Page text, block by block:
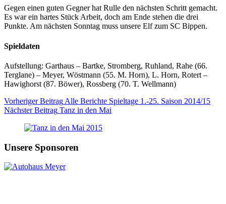
Gegen einen guten Gegner hat Rulle den nächsten Schritt gemacht.
Es war ein hartes Stück Arbeit, doch am Ende stehen die drei
Punkte. Am nächsten Sonntag muss unsere Elf zum SC Bippen.
Spieldaten
Aufstellung: Garthaus – Bartke, Stromberg, Ruhland, Rahe (66.
Terglane) – Meyer, Wöstmann (55. M. Horn), L. Horn, Rotert –
Hawighorst (87. Böwer), Rossberg (70. T. Wellmann)
VorherigerBeitrag Alle Berichte Spieltage 1.-25. Saison 2014/15
NächsterBeitrag Tanz in den Mai
Unsere Sponsoren